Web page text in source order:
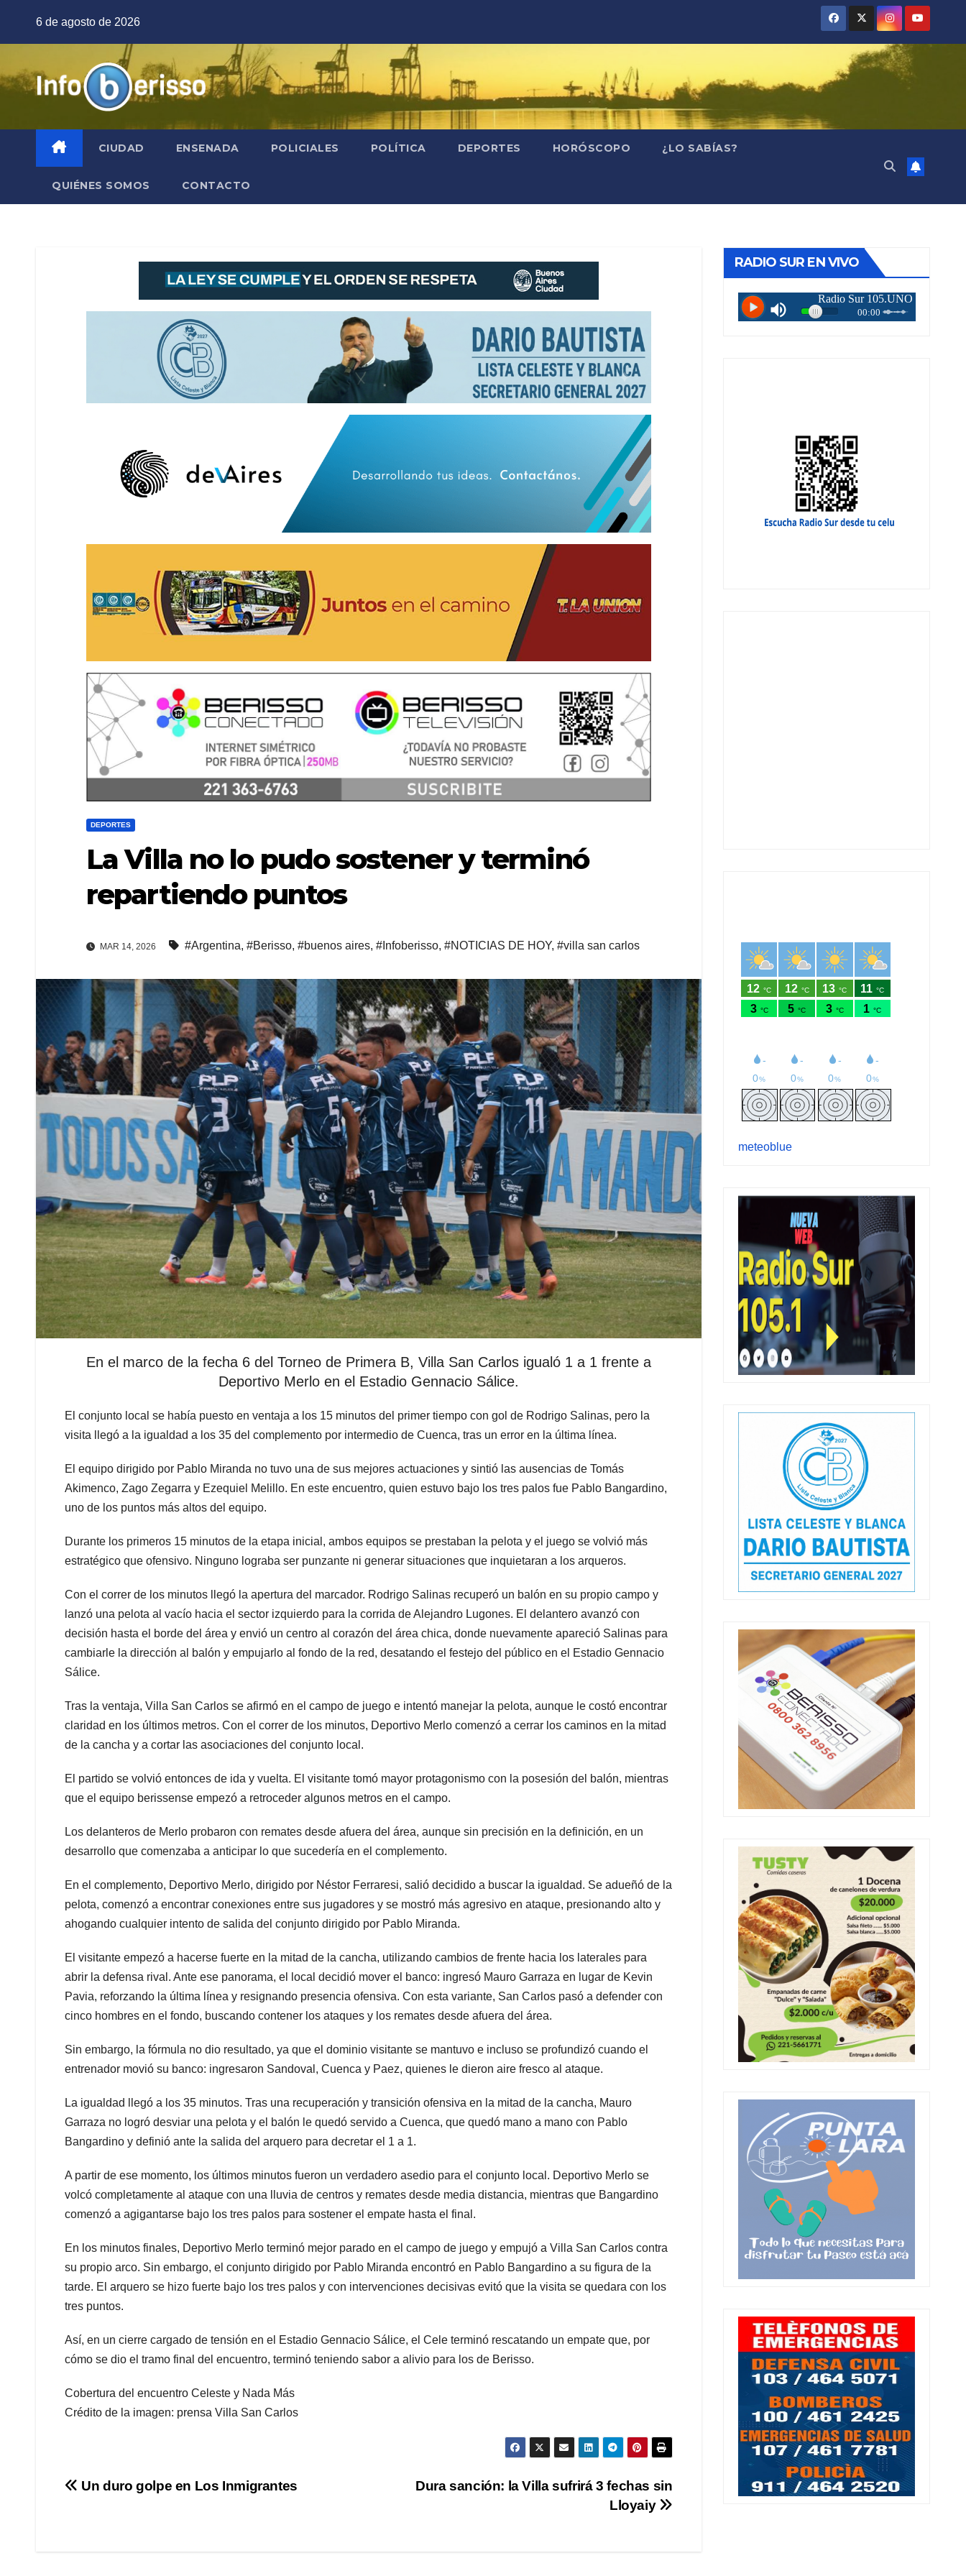
6 de agosto de 2026
CIUDAD ENSENADA POLICIALES POLÍTICA DEPORTES HORÓSCOPO ¿LO SABÍAS?
QUIÉNES SOMOS CONTACTO
DEPORTES
La Villa no lo pudo sostener y terminó
repartiendo puntos
MAR 14, 2026 #Argentina, #Berisso, #buenos aires, #Infoberisso, #NOTICIAS DE HOY, #villa san carlos
En el marco de la fecha 6 del Torneo de Primera B, Villa San Carlos igualó 1 a 1 frente a
Deportivo Merlo en el Estadio Gennacio Sálice.
El conjunto local se había puesto en ventaja a los 15 minutos del primer tiempo con gol de Rodrigo Salinas, pero la
visita llegó a la igualdad a los 35 del complemento por intermedio de Cuenca, tras un error en la última línea.
El equipo dirigido por Pablo Miranda no tuvo una de sus mejores actuaciones y sintió las ausencias de Tomás
Akimenco, Zago Zegarra y Ezequiel Melillo. En este encuentro, quien estuvo bajo los tres palos fue Pablo Bangardino,
uno de los puntos más altos del equipo.
Durante los primeros 15 minutos de la etapa inicial, ambos equipos se prestaban la pelota y el juego se volvió más
estratégico que ofensivo. Ninguno lograba ser punzante ni generar situaciones que inquietaran a los arqueros.
Con el correr de los minutos llegó la apertura del marcador. Rodrigo Salinas recuperó un balón en su propio campo y
lanzó una pelota al vacío hacia el sector izquierdo para la corrida de Alejandro Lugones. El delantero avanzó con
decisión hasta el borde del área y envió un centro al corazón del área chica, donde nuevamente apareció Salinas para
cambiarle la dirección al balón y empujarlo al fondo de la red, desatando el festejo del público en el Estadio Gennacio
Sálice.
Tras la ventaja, Villa San Carlos se afirmó en el campo de juego e intentó manejar la pelota, aunque le costó encontrar
claridad en los últimos metros. Con el correr de los minutos, Deportivo Merlo comenzó a cerrar los caminos en la mitad
de la cancha y a cortar las asociaciones del conjunto local.
El partido se volvió entonces de ida y vuelta. El visitante tomó mayor protagonismo con la posesión del balón, mientras
que el equipo berissense empezó a retroceder algunos metros en el campo.
Los delanteros de Merlo probaron con remates desde afuera del área, aunque sin precisión en la definición, en un
desarrollo que comenzaba a anticipar lo que sucedería en el complemento.
En el complemento, Deportivo Merlo, dirigido por Néstor Ferraresi, salió decidido a buscar la igualdad. Se adueñó de la
pelota, comenzó a encontrar conexiones entre sus jugadores y se mostró más agresivo en ataque, presionando alto y
ahogando cualquier intento de salida del conjunto dirigido por Pablo Miranda.
El visitante empezó a hacerse fuerte en la mitad de la cancha, utilizando cambios de frente hacia los laterales para
abrir la defensa rival. Ante ese panorama, el local decidió mover el banco: ingresó Mauro Garraza en lugar de Kevin
Pavia, reforzando la última línea y resignando presencia ofensiva. Con esta variante, San Carlos pasó a defender con
cinco hombres en el fondo, buscando contener los ataques y los remates desde afuera del área.
Sin embargo, la fórmula no dio resultado, ya que el dominio visitante se mantuvo e incluso se profundizó cuando el
entrenador movió su banco: ingresaron Sandoval, Cuenca y Paez, quienes le dieron aire fresco al ataque.
La igualdad llegó a los 35 minutos. Tras una recuperación y transición ofensiva en la mitad de la cancha, Mauro
Garraza no logró desviar una pelota y el balón le quedó servido a Cuenca, que quedó mano a mano con Pablo
Bangardino y definió ante la salida del arquero para decretar el 1 a 1.
A partir de ese momento, los últimos minutos fueron un verdadero asedio para el conjunto local. Deportivo Merlo se
volcó completamente al ataque con una lluvia de centros y remates desde media distancia, mientras que Bangardino
comenzó a agigantarse bajo los tres palos para sostener el empate hasta el final.
En los minutos finales, Deportivo Merlo terminó mejor parado en el campo de juego y empujó a Villa San Carlos contra
su propio arco. Sin embargo, el conjunto dirigido por Pablo Miranda encontró en Pablo Bangardino a su figura de la
tarde. El arquero se hizo fuerte bajo los tres palos y con intervenciones decisivas evitó que la visita se quedara con los
tres puntos.
Así, en un cierre cargado de tensión en el Estadio Gennacio Sálice, el Cele terminó rescatando un empate que, por
cómo se dio el tramo final del encuentro, terminó teniendo sabor a alivio para los de Berisso.
Cobertura del encuentro Celeste y Nada Más
Crédito de la imagen: prensa Villa San Carlos
Navegación
Dura sanción: la Villa sufrirá 3 fechas sin
Lloyaiy
Un duro golpe en Los Inmigrantes
RADIO SUR EN VIVO
meteoblue